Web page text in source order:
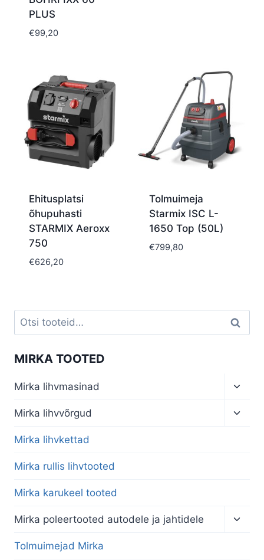
PLUS
€99,20
Ehitusplatsi
õhupuhasti
STARMIX Aeroxx
750
€626,20
Tolmuimeja
Starmix ISC L-
1650 Top (50L)
€799,80
Otsi: Otsi
MIRKA TOOTED
Mirka lihvmasinad
menu
Mirka lihvvõrgud
Mirka lihvkettad
Mirka rullis lihvtooted
Mirka karukeel tooted
Mirka poleertooted autodele ja jahtidele
Tolmuimejad Mirka